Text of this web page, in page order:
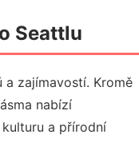
Seattlu
a zajímavostí. Kromě
nabízí
a přírodní